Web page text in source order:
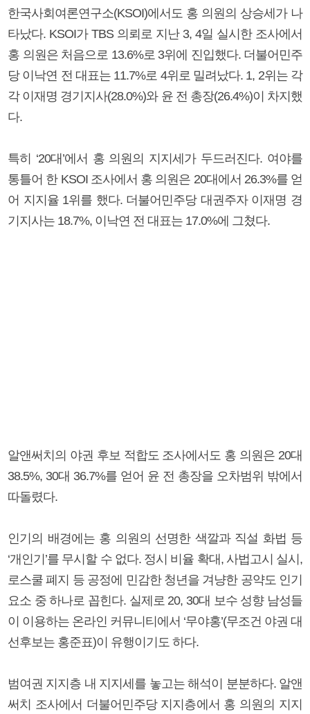
한국사회여론연구소(KSOI)에서도 홍 의원의 상승세가 나
타났다. KSOI가 TBS 의뢰로 지난 3, 4일 실시한 조사에서
홍 의원은 처음으로 13.6%로 3위에 진입했다. 더불어민주
당 이낙연 전 대표는 11.7%로 4위로 밀려났다. 1, 2위는 각
각 이재명 경기지사(28.0%)와 윤 전 총장(26.4%)이 차지했
다.
특히 ‘20대’에서 홍 의원의 지지세가 두드러진다. 여야를
통틀어 한 KSOI 조사에서 홍 의원은 20대에서 26.3%를 얻
어 지지율 1위를 했다. 더불어민주당 대권주자 이재명 경
기지사는 18.7%, 이낙연 전 대표는 17.0%에 그쳤다.
알앤써치의 야권 후보 적합도 조사에서도 홍 의원은 20대
38.5%, 30대 36.7%를 얻어 윤 전 총장을 오차범위 밖에서
따돌렸다.
인기의 배경에는 홍 의원의 선명한 색깔과 직설 화법 등
‘개인기’를 무시할 수 없다. 정시 비율 확대, 사법고시 실시,
로스쿨 폐지 등 공정에 민감한 청년을 겨냥한 공약도 인기
요소 중 하나로 꼽힌다. 실제로 20, 30대 보수 성향 남성들
이 이용하는 온라인 커뮤니티에서 ‘무야홍’(무조건 야권 대
선후보는 홍준표)이 유행이기도 하다.
범여권 지지층 내 지지세를 놓고는 해석이 분분하다. 알앤
써치 조사에서 더불어민주당 지지층에서 홍 의원의 지지